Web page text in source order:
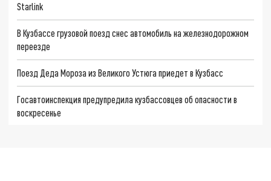
Starlink
В Кузбассе грузовой поезд снес автомобиль на железнодорожном
переезде
Поезд Деда Мороза из Великого Устюга приедет в Кузбасс
Госавтоинспекция предупредила кузбассовцев об опасности в
воскресенье